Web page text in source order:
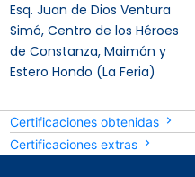
Esq. Juan de Dios Ventura
Simó, Centro de los Héroes
de Constanza, Maimón y
Estero Hondo (La Feria)
Certificaciones obtenidas
Certificaciones extras